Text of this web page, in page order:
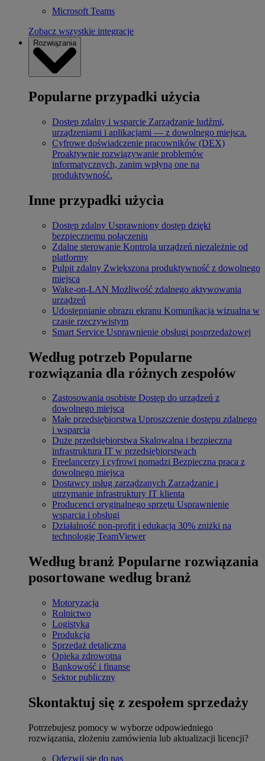
Microsoft Teams
Zobacz wszystkie integracje
Rozwiązania
Popularne przypadki użycia
Dostęp zdalny i wsparcie Zarządzanie ludźmi,
urządzeniami i aplikacjami — z dowolnego miejsca.
Cyfrowe doświadczenie pracowników (DEX)
Proaktywnie rozwiązywanie problemów
informatycznych, zanim wpłyną one na
produktywność.
Inne przypadki użycia
Dostęp zdalny Usprawniony dostęp dzięki
bezpiecznemu połączeniu
Zdalne sterowanie Kontrola urządzeń niezależnie od
platformy
Pulpit zdalny Zwiększona produktywność z dowolnego
miejsca
Wake-on-LAN Możliwość zdalnego aktywowania
urządzeń
Udostępnianie obrazu ekranu Komunikacja wizualna w
czasie rzeczywistym
Smart Service Usprawnienie obsługi posprzedażowej
Według potrzeb Popularne
rozwiązania dla różnych zespołów
Zastosowania osobiste Dostęp do urządzeń z
dowolnego miejsca
Małe przedsiębiorstwa Uproszczenie dostępu zdalnego
i wsparcia
Duże przedsiębiorstwa Skalowalna i bezpieczna
infrastruktura IT w przedsiębiorstwach
Freelancerzy i cyfrowi nomadzi Bezpieczna praca z
dowolnego miejsca
Dostawcy usług zarządzanych Zarządzanie i
utrzymanie infrastruktury IT klienta
Producenci oryginalnego sprzętu Usprawnienie
wsparcia i obsługi
Działalność non-profit i edukacja 30% zniżki na
technologię TeamViewer
Według branż Popularne rozwiązania
posortowane według branż
Motoryzacja
Rolnictwo
Logistyka
Produkcja
Sprzedaż detaliczna
Opieka zdrowotna
Bankowość i finanse
Sektor publiczny
Skontaktuj się z zespołem sprzedaży
Potrzebujesz pomocy w wyborze odpowiedniego
rozwiązania, złożeniu zamówienia lub aktualizacji licencji?
Odezwij się do nas